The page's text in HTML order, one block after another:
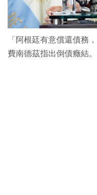
「阿根廷有意償還債務
費南德茲指出倒債癥結。